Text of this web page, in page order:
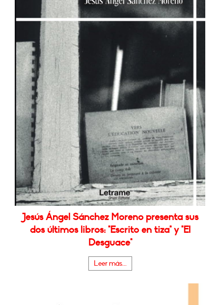
Jesús Ángel Sánchez Moreno presenta sus
dos últimos libros: "Escrito en tiza" y "El
Desguace"
Leer más...